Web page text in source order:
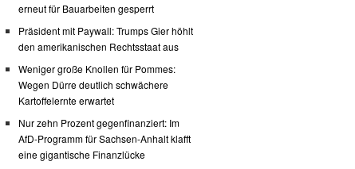
erneut für Bauarbeiten gesperrt
Präsident mit Paywall: Trumps Gier höhlt
den amerikanischen Rechtsstaat aus
Weniger große Knollen für Pommes:
Wegen Dürre deutlich schwächere
Kartoffelernte erwartet
Nur zehn Prozent gegenfinanziert: Im
AfD-Programm für Sachsen-Anhalt klafft
eine gigantische Finanzlücke